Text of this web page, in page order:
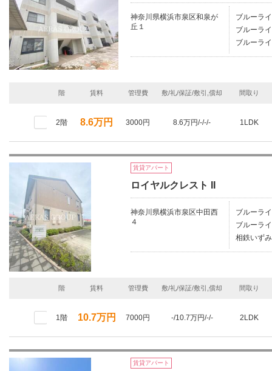
神奈川県横浜市泉区和泉が
丘１
ブルーラ
ブルーラ
ブルーラ
階 賃料 管理費 敷/礼/保証/敷引,償却 間取り
2階 8.6万円 3000円 8.6万円/-/-/- 1LDK
賃貸アパート
ロイヤルクレスト II
神奈川県横浜市泉区中田西
４
ブルーラ
ブルーラ
相鉄いず
階 賃料 管理費 敷/礼/保証/敷引,償却 間取り
1階 10.7万円 7000円 -/10.7万円/-/- 2LDK
賃貸アパート